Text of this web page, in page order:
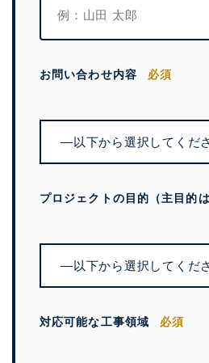
お問い合わせ内容 必須
プロジェクトの目的（主目的は
対応可能な工事領域 必須